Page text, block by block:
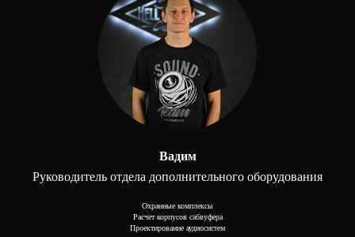
Вадим
Руководитель отдела дополнительного оборудования
Охранные комплексы
Расчет корпусов сабвуфера
Проектирование аудиосистем